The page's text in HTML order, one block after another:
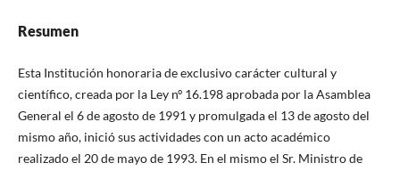
Resumen
Esta Institución honoraria de exclusivo carácter cultural y
científico, creada por la Ley nº 16.198 aprobada por la Asamblea
General el 6 de agosto de 1991 y promulgada el 13 de agosto del
mismo año, inició sus actividades con un acto académico
realizado el 20 de mayo de 1993. En el mismo el Sr. Ministro de